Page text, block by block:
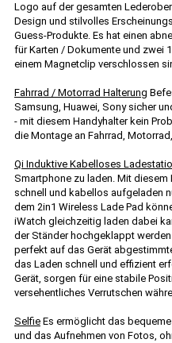
Logo auf der gesamten
Design und stilvolles
Guess-Produkte. Es hat einen
für Karten / Dokumente und zwei
einem Magnetclip verschlossen
Fahrrad / Motorrad Halterung
Samsung, Huawei, Sony sicher
- mit diesem Handyhalter kein
die Montage an Fahrrad,
Qi Induktive Kabelloses
Smartphone zu laden. Mit
schnell und kabellos aufgeladen
dem 2in1 Wireless Lade Pad
iWatch gleichzeitig laden dabei
der Ständer hochgeklappt
perfekt auf das Gerät
das Laden schnell und effizient
Gerät, sorgen für eine stabile
versehentliches Verrutschen
Selfie Es ermöglicht das
und das Aufnehmen von Fotos,